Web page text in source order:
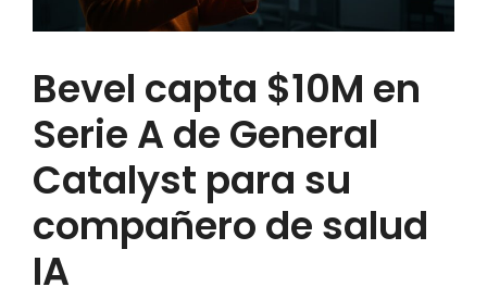
Bevel capta $10M en
Serie A de General
Catalyst para su
compañero de salud
IA